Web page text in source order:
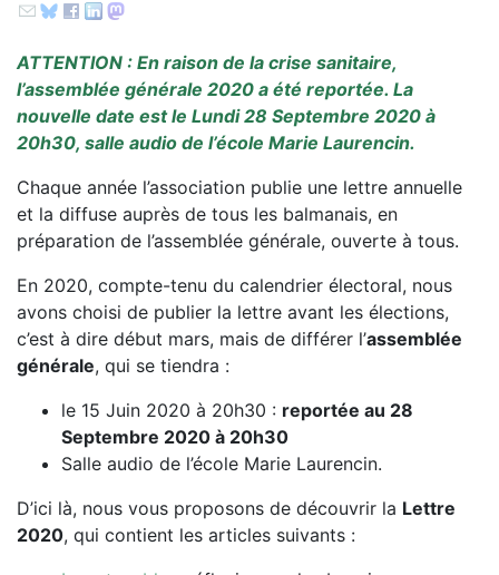
ATTENTION : En raison de la crise sanitaire,
l’assemblée générale 2020 a été reportée. La
nouvelle date est le Lundi 28 Septembre 2020 à
20h30, salle audio de l’école Marie Laurencin.
Chaque année l’association publie une lettre annuelle
et la diffuse auprès de tous les balmanais, en
préparation de l’assemblée générale, ouverte à tous.
En 2020, compte-tenu du calendrier électoral, nous
avons choisi de publier la lettre avant les élections,
c’est à dire début mars, mais de différer l’assemblée
générale, qui se tiendra :
le 15 Juin 2020 à 20h30 : reportée au 28
Septembre 2020 à 20h30
Salle audio de l’école Marie Laurencin.
D’ici là, nous vous proposons de découvrir la Lettre
2020, qui contient les articles suivants :